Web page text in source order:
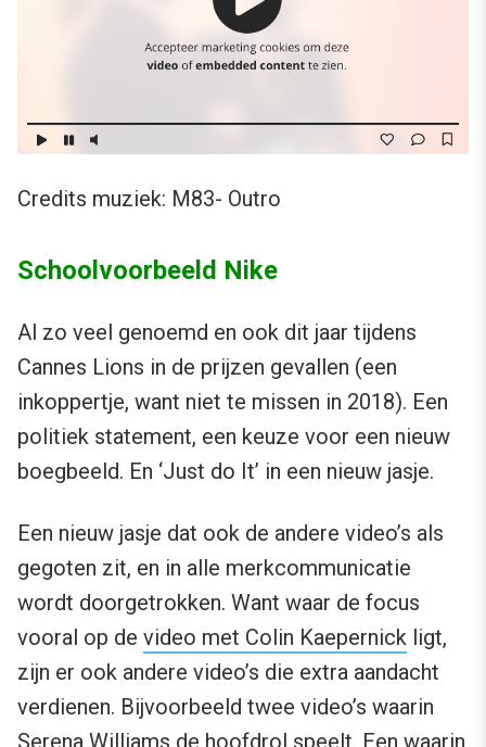
Credits muziek: M83- Outro
Schoolvoorbeeld Nike
Al zo veel genoemd en ook dit jaar tijdens
Cannes Lions in de prijzen gevallen (een
inkoppertje, want niet te missen in 2018). Een
politiek statement, een keuze voor een nieuw
boegbeeld. En ‘Just do It’ in een nieuw jasje.
Een nieuw jasje dat ook de andere video’s als
gegoten zit, en in alle merkcommunicatie
wordt doorgetrokken. Want waar de focus
vooral op de video met Colin Kaepernick ligt,
zijn er ook andere video’s die extra aandacht
verdienen. Bijvoorbeeld twee video’s waarin
Serena Williams de hoofdrol speelt. Een waarin